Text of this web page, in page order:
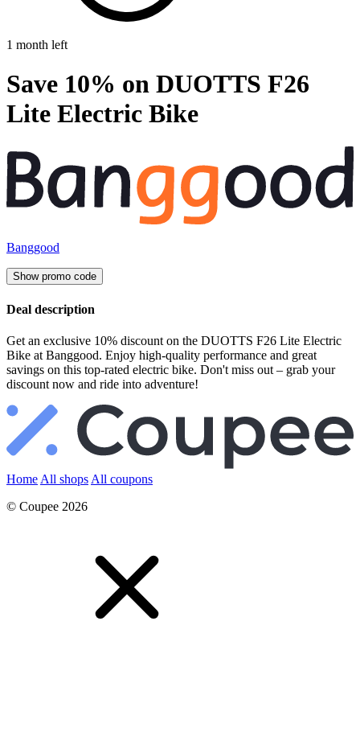
1 month left
Save 10% on DUOTTS F26
Lite Electric Bike
Banggood
Show promo code
Deal description
Get an exclusive 10% discount on the DUOTTS F26 Lite Electric
Bike at Banggood. Enjoy high-quality performance and great
savings on this top-rated electric bike. Don't miss out – grab your
discount now and ride into adventure!
Home All shops All coupons
© Coupee 2026